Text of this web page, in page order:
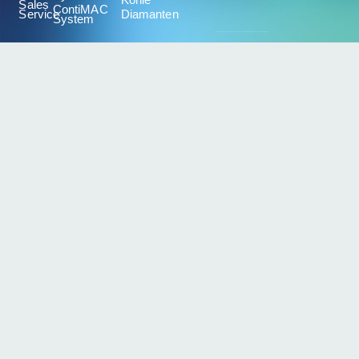
Sales
ServiceContiMAC
System
Diamanten